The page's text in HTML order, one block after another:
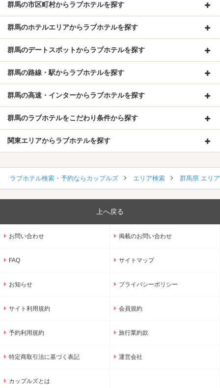
群馬の市区町村からラブホテルを探す
群馬のホテルエリアからラブホテルを探す
群馬のデートスポットからラブホテルを探す
群馬の路線・駅からラブホテルを探す
群馬の高速・インターからラブホテルを探す
群馬のラブホテルをこだわり条件から探す
関東エリアからラブホテルを探す
ラブホテル検索・予約ならカップルズ エリア検索 群馬県 エリ
上へ戻る
お問い合わせ 掲載のお問い合わせ
FAQ サイトマップ
お知らせ プライバシーポリシー
サイト利用規約 会員規約
予約利用規約 旅行業約款
特定商取引法に基づく表記 運営会社
カップルズとは